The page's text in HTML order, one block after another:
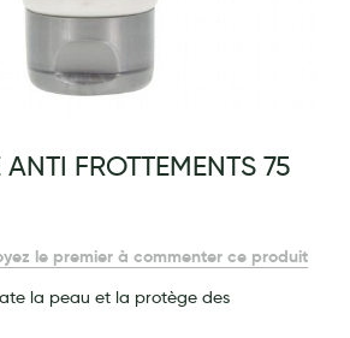
et corps
brosserieFROTTEMENTS 75
le premier à commenter ce produit
la peau et la protège des